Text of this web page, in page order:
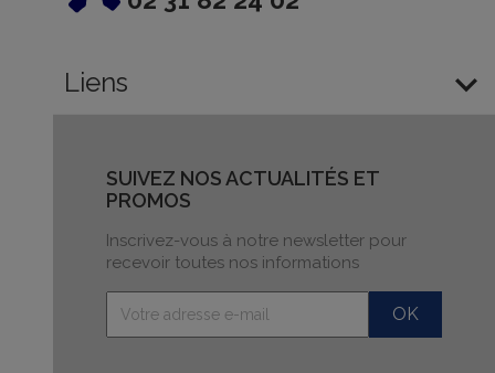
Liens 
SUIVEZ NOS ACTUALITÉS ET
PROMOS
Inscrivez-vous à notre newsletter pour
recevoir toutes nos informations